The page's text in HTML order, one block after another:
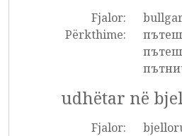
Fjalor:
Përkthime:
udhëtar në
Fjalor: